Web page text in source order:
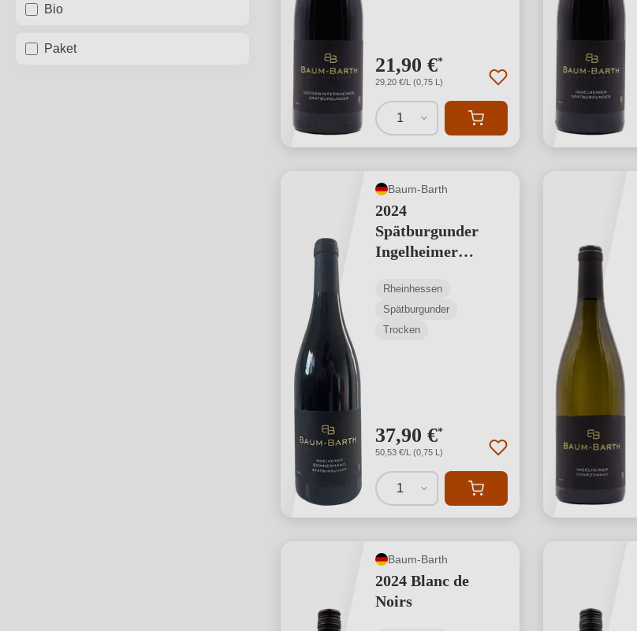
Bio
Paket
21,90 €*
29,20 €/L (0,75 L)
1
Baum-Barth
2024
Spätburgunder
Ingelheimer
Lagenwein
Rheinhessen
Spätburgunder
Trocken
37,90 €*
50,53 €/L (0,75 L)
1
Baum-Barth
2024 Blanc de
Noirs